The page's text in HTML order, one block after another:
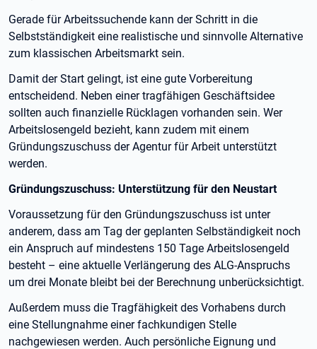
Gerade für Arbeitssuchende kann der Schritt in die
Selbstständigkeit eine realistische und sinnvolle Alternative
zum klassischen Arbeitsmarkt sein.
Damit der Start gelingt, ist eine gute Vorbereitung
entscheidend. Neben einer tragfähigen Geschäftsidee
sollten auch finanzielle Rücklagen vorhanden sein. Wer
Arbeitslosengeld bezieht, kann zudem mit einem
Gründungszuschuss der Agentur für Arbeit unterstützt
werden.
Gründungszuschuss: Unterstützung für den Neustart
Voraussetzung für den Gründungszuschuss ist unter
anderem, dass am Tag der geplanten Selbständigkeit noch
ein Anspruch auf mindestens 150 Tage Arbeitslosengeld
besteht – eine aktuelle Verlängerung des ALG-Anspruchs
um drei Monate bleibt bei der Berechnung unberücksichtigt.
Außerdem muss die Tragfähigkeit des Vorhabens durch
eine Stellungnahme einer fachkundigen Stelle
nachgewiesen werden. Auch persönliche Eignung und